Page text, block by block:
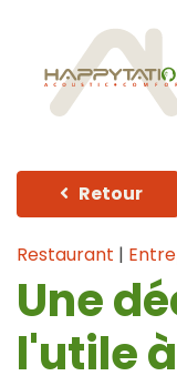
Retour
Restaurant |
Une
l'utile